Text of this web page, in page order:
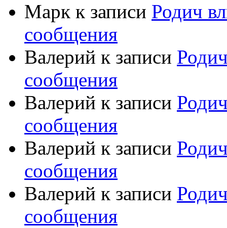
Марк к записи Родич
сообщения
Валерий к записи
сообщения
Валерий к записи
сообщения
Валерий к записи
сообщения
Валерий к записи
сообщения